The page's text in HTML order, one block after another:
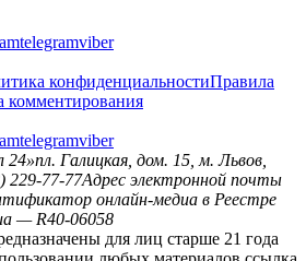
telegramviber
конфиденциальностиПравила
комментирования
telegramviber
24»пл. Галицкая, дом. 15, м. Львов,
229-77-77Адрес электронной почты
онлайн-медиа в Реестре
— R40-06058
для лиц старше 21 года